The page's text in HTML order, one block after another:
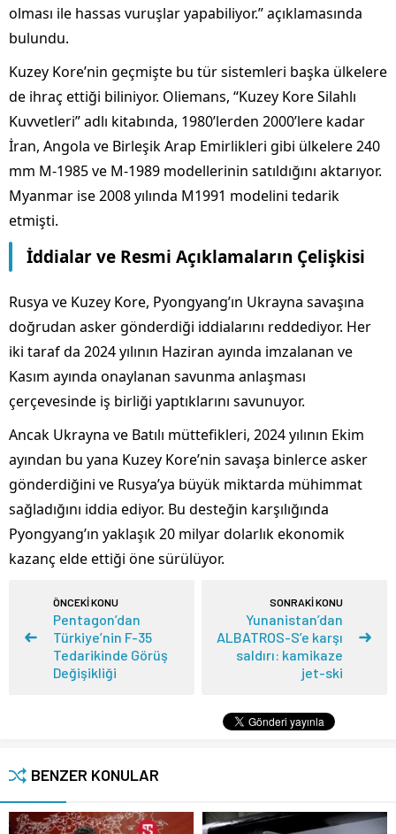
olması ile hassas vuruşlar yapabiliyor.” açıklamasında
bulundu.
Kuzey Kore’nin geçmişte bu tür sistemleri başka ülkelere
de ihraç ettiği biliniyor. Oliemans, “Kuzey Kore Silahlı
Kuvvetleri” adlı kitabında, 1980’lerden 2000’lere kadar
İran, Angola ve Birleşik Arap Emirlikleri gibi ülkelere 240
mm M-1985 ve M-1989 modellerinin satıldığını aktarıyor.
Myanmar ise 2008 yılında M1991 modelini tedarik
etmişti.
İddialar ve Resmi Açıklamaların Çelişkisi
Rusya ve Kuzey Kore, Pyongyang’ın Ukrayna savaşına
doğrudan asker gönderdiği iddialarını reddediyor. Her
iki taraf da 2024 yılının Haziran ayında imzalanan ve
Kasım ayında onaylanan savunma anlaşması
çerçevesinde iş birliği yaptıklarını savunuyor.
Ancak Ukrayna ve Batılı müttefikleri, 2024 yılının Ekim
ayından bu yana Kuzey Kore’nin savaşa binlerce asker
gönderdiğini ve Rusya’ya büyük miktarda mühimmat
sağladığını iddia ediyor. Bu desteğin karşılığında
Pyongyang’ın yaklaşık 20 milyar dolarlık ekonomik
kazanç elde ettiği öne sürülüyor.
ÖNCEKİ KONU
Pentagon’dan
Türkiye’nin F-35
Tedarikinde Görüş
Değişikliği
SONRAKİ KONU
Yunanistan’dan
ALBATROS-S’e karşı
saldırı: kamikaze
jet-ski
BENZER KONULAR